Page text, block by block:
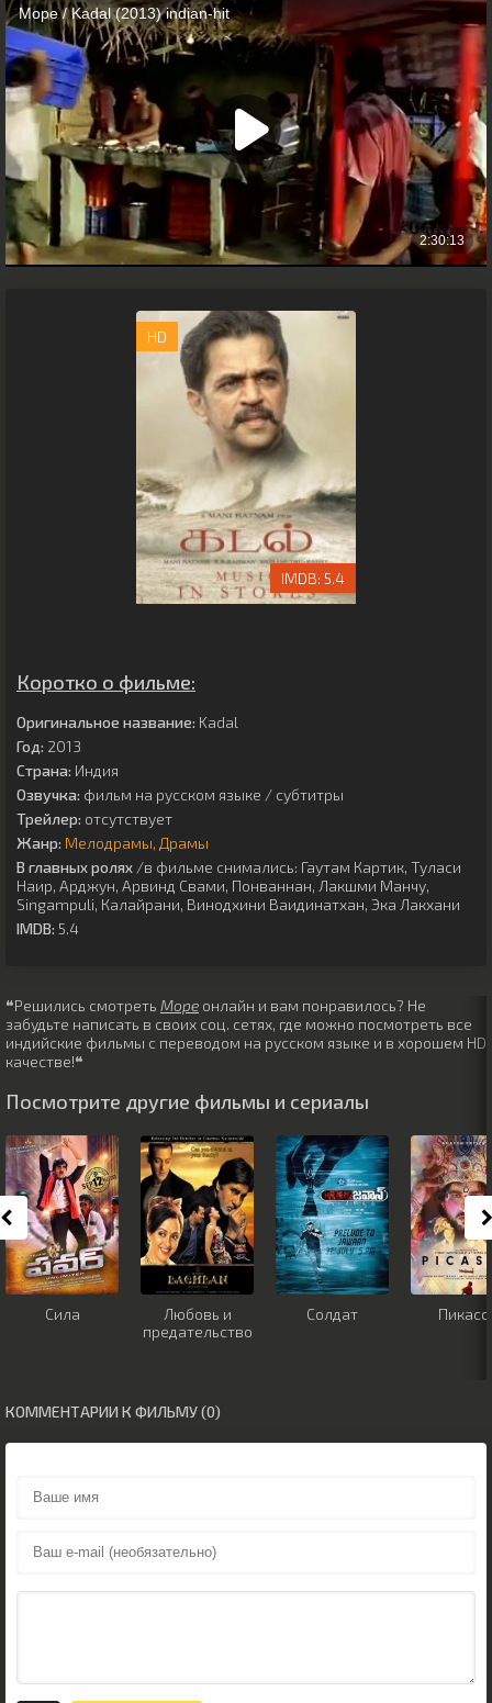
HD
5.4
Коротко о фильме:
Оригинальное название: Kadal
Год: 2013
Страна: Индия
Озвучка: фильм на русском языке / субтитры
Трейлер: отсутствует
Жанр: Мелодрамы Драмы
В главных ролях /в фильме снимались: Гаутам Картик, Туласи
Наир, Арджун, Арвинд Свами, Понваннан, Лакшми Манчу,
Singampuli, Калайрани, Винодхини Ваидинатхан, Эка Лакхани
IMDB: 5.4
❝Решились смотреть Море онлайн и вам понравилось? Не
забудьте написать в своих соц. сетях, где можно посмотреть все
индийские фильмы с переводом на русском языке и в хорошем HD
качестве!❝
Посмотрите другие фильмы и сериалы
Сила
Любовь и
предательство
Солдат
КОММЕНТАРИИ К ФИЛЬМУ (0)